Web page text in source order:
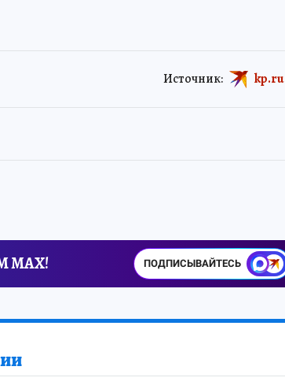
Источник: kp.ru
MAX! ПОДПИСЫВАЙТЕСЬ